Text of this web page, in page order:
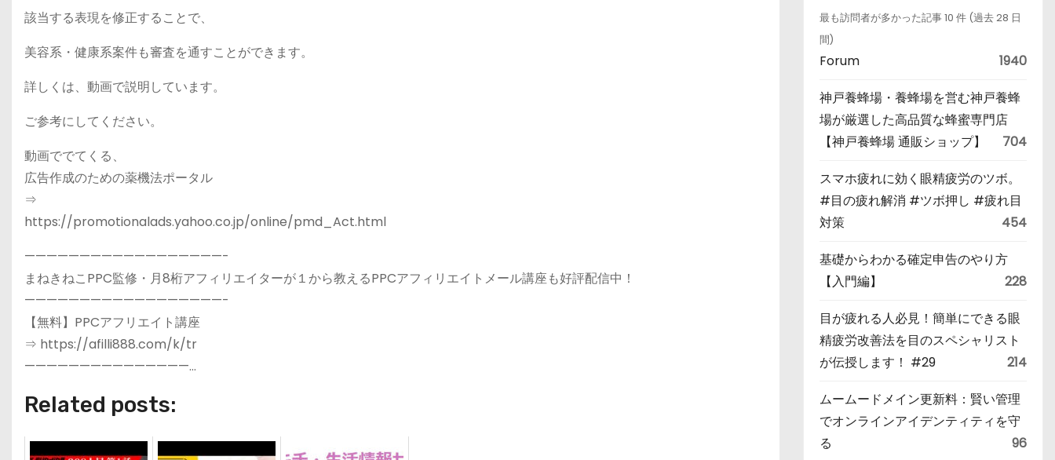
該当する表現を修正することで、
美容系・健康系案件も審査を通すことができます。
詳しくは、動画で説明しています。
ご参考にしてください。
動画ででてくる、
広告作成のための薬機法ポータル
⇒
https://promotionalads.yahoo.co.jp/online/pmd_Act.html
——————————————————-
まねきねこPPC監修・月8桁アフィリエイターが１から教えるPPCアフィリエイトメール講座も好評配信中！
——————————————————-
【無料】PPCアフリエイト講座
⇒ https://afilli888.com/k/tr
———————————————…
Related posts:
最も訪問者が多かった記事 10 件 (過去 28 日
間)
Forum 1940
神戸養蜂場・養蜂場を営む神戸養蜂
場が厳選した高品質な蜂蜜専門店
【神戸養蜂場 通販ショップ】
704
スマホ疲れに効く眼精疲労のツボ。
#目の疲れ解消 #ツボ押し #疲れ目
対策
454
基礎からわかる確定申告のやり方
【入門編】
228
目が疲れる人必見！簡単にできる眼
精疲労改善法を目のスペシャリスト
が伝授します！ #29
214
ムームードメイン更新料：賢い管理
でオンラインアイデンティティを守
る
96